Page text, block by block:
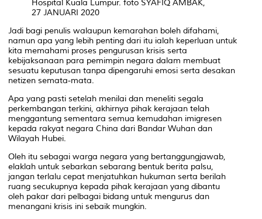
Hospital Kuala Lumpur. foto SYAFIQ AMBAK,
27 JANUARI 2020
Jadi bagi penulis walaupun kemarahan boleh difahami,
namun apa yang lebih penting dari itu ialah keperluan untuk
kita memahami proses pengurusan krisis serta
kebijaksanaan para pemimpin negara dalam membuat
sesuatu keputusan tanpa dipengaruhi emosi serta desakan
netizen semata-mata.
Apa yang pasti setelah menilai dan meneliti segala
perkembangan terkini, akhirnya pihak kerajaan telah
menggantung sementara semua kemudahan imigresen
kepada rakyat negara China dari Bandar Wuhan dan
Wilayah Hubei.
Oleh itu sebagai warga negara yang bertanggungjawab,
elaklah untuk sebarkan sebarang bentuk berita palsu,
jangan terlalu cepat menjatuhkan hukuman serta berilah
ruang secukupnya kepada pihak kerajaan yang dibantu
oleh pakar dari pelbagai bidang untuk mengurus dan
menangani krisis ini sebaik mungkin.